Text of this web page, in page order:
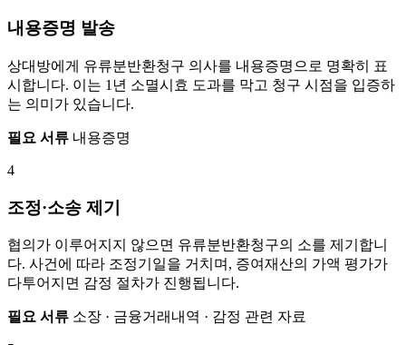
내용증명 발송
상대방에게 유류분반환청구 의사를 내용증명으로 명확히 표
시합니다. 이는 1년 소멸시효 도과를 막고 청구 시점을 입증하
는 의미가 있습니다.
필요 서류 내용증명
4
조정·소송 제기
협의가 이루어지지 않으면 유류분반환청구의 소를 제기합니
다. 사건에 따라 조정기일을 거치며, 증여재산의 가액 평가가
다투어지면 감정 절차가 진행됩니다.
필요 서류 소장 · 금융거래내역 · 감정 관련 자료